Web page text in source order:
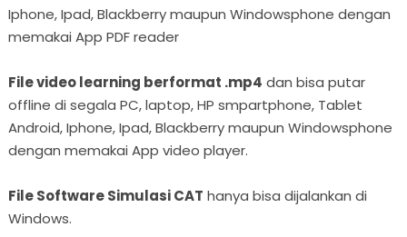
Iphone, Ipad, Blackberry maupun Windowsphone dengan
memakai App PDF reader
File video learning berformat .mp4 dan bisa putar
offline di segala PC, laptop, HP smpartphone, Tablet
Android, Iphone, Ipad, Blackberry maupun Windowsphone
dengan memakai App video player.
File Software Simulasi CAT hanya bisa dijalankan di
Windows.